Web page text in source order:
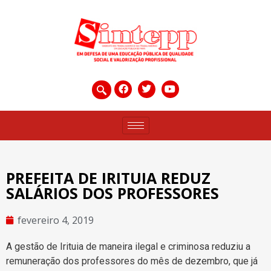
PREFEITA DE IRITUIA REDUZ
SALÁRIOS DOS PROFESSORES
fevereiro 4, 2019
A gestão de Irituia de maneira ilegal e criminosa reduziu a
remuneração dos professores do mês de dezembro, que já